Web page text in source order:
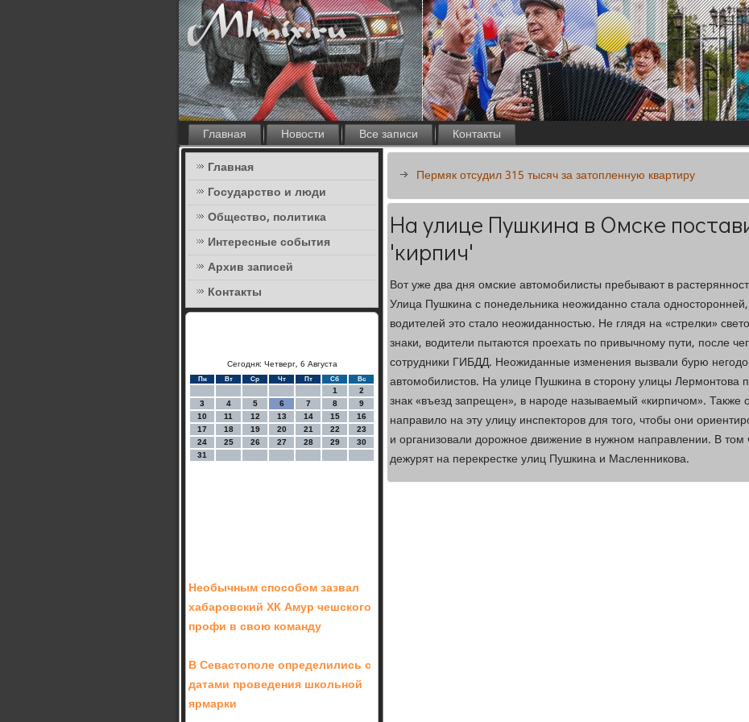
Главная Новости Все записи
Контакты
Главная
Государство и люди
Общество, политика
Интересные события
Архив записей
Контакты
Сегодня: Четверг, 6 Августа
Пн Вт Ср Чт Пт Сб Вс
1
2
3
4 5 6 7 8
9
10
11 12 13 14 15
16
17
18 19 20 21 22
23
24
25 26 27 28 29
30
31
Необычным способом зазвал
хабаровский ХК Амур чешского
профи в свою команду
В Севастополе определились с
датами проведения школьной
ярмарки
Пермяк отсудил 315 тысяч за затопленную квартиру
На улице Пушкина в Омске
'кирпич'
Вот уже два дня омские автомобилисты пребывают в
Улица Пушкина с понедельника неожиданно стала
водителей это стало неожиданностью. Не глядя на «стрелки»
знаки, водители пытаются проехать по привычному пути, после
сотрудники ГИБДД. Неожиданные изменения вызвали бурю
автомобилистов. На улице Пушкина в сторону улицы Лермонтова
знак «въезд запрещен», в народе называемый «кирпичом». Также
направило на эту улицу инспекторов для того, чтобы они
и организовали дорожное движение в нужном направлении. В том
дежурят на перекрестке улиц Пушкина и Масленникова.